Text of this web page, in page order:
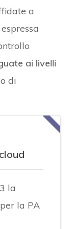
a
ai livelli
di
la
la PA